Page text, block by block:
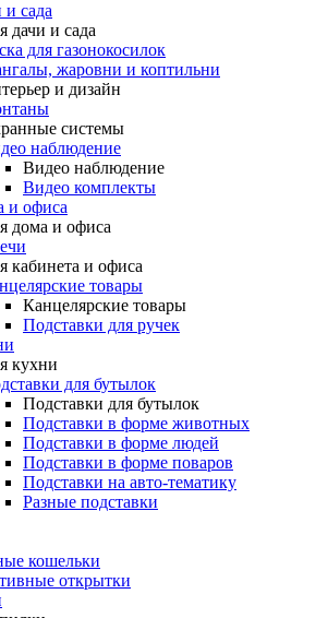
и сада
дачи и сада
для газонокосилок
жаровни и коптильни
и дизайн
системы
наблюдение
Видео наблюдение
Видео комплекты
и офиса
дома и офиса
кабинета и офиса
товары
Канцелярские товары
Подставки для ручек
кухни
для бутылок
Подставки для бутылок
Подставки в форме животных
Подставки в форме людей
Подставки в форме поваров
Подставки на авто-тематику
Разные подставки
кошельки
открытки